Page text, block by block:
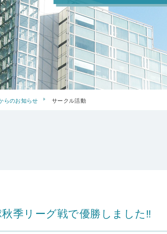
らのお知らせ サークル活動
季リーグ戦で優勝しました‼